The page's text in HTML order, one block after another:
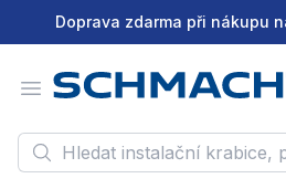
Doprava zdarma při nákupu
Open menu
Hledat instalační krabice, plc,